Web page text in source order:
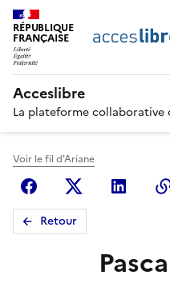
RÉPUBLIQUE
FRANÇAISE
Acceslibre
La plateforme collaborative
Voir le fil d'Ariane
FacebookX
Retour